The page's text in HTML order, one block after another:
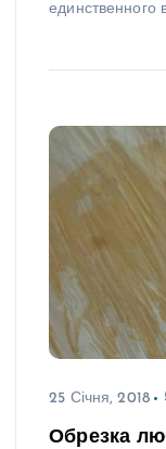
единственного
25 Січня, 2018
Обрезка